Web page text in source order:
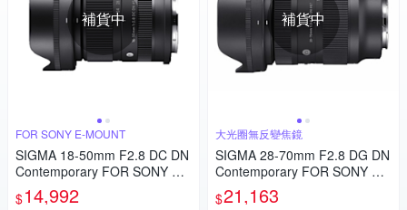
補貨中
FOR SONY E-MOUNT
SIGMA 18-50mm F2.8 DC DN
Contemporary FOR SONY 公
司貨
$14,992
補貨中
大光圈無反變焦鏡
SIGMA 28-70mm F2.8 DG DN
Contemporary FOR SONY 公
司貨
$21,163